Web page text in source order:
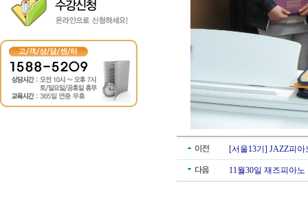
[서울13기] JAZZ피
11월30일 재즈피아